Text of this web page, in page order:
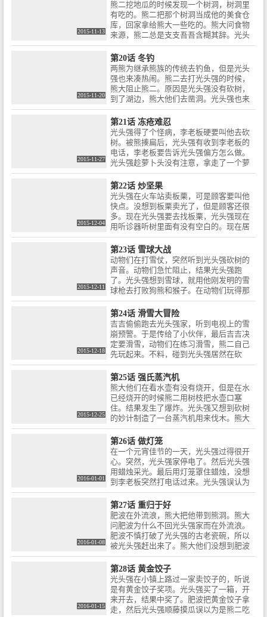
运输许可证。然后领导不同意，最后熊二
把木头扔掉。但是被发现了，可是光头强
在趴着。管理员来了还喊：有熊出没啊！
头送走了，但是地址写错了！！！要叫把
木头拉走。光头强的工资又没了。
2015-11-13
熊二挖地瓜的时候发现一个树洞，树洞里
有吃的。熊二把那个树洞当成他的美食仓
库，回家拿给熊大一些吃的。熊大问食物
来源，熊二总是支支吾吾含糊其辞。光头
强回家后去了趟地窖发现食物减少，光头
强已经知道是熊大他们干的。熊二带着熊
大趁光头强不在的时候，跑到他的美食仓
库。熊大看见树洞离光头强家不远，推测
可能是光头强家的。光头强被熊大发现后
打架，结果地窖塌了。熊大他们最终逃出
2015-11-20
第20话 冬钓
两熊为继承熊族的传统去钓鱼，但是光头
强也来凑热闹。熊二去打光头强的时候，
熊大阻止熊二。原因是光头强没有砍树，
到了湖边，熊大他们去凿洞。光头强也来
凿，但是没有成功。最后还是成功了，熊
大和光头强在等鱼。但是熊大也掉到许
多，光头强钓到的是一些乱七八糟的东
西。光头强现在用那个秘密武器，超级无
敌捕鱼机。光头强刚按下开关，熊大为了
不能让他得逞。只好引开注意把开关关
进了下半身。
2015-11-27
第21话 冻疮难忍
光头强得了个怪病，李老板硬要叫他去砍
树。被熊揍扁后，光头强有收到李老板的
电话，李老板要告诉光头强偏方怎么做。
光头强趁萝卜头没有注意，拿走了一个萝
卜。光头强被萝卜头发现，萝卜头要告诉
熊大他们。熊大他们跑到光头强家去拿萝
卜，可是光头强不让熊大他们拿偏方。光
头强满脸的伤，熊大他们带光头强去了医
院。光头强感谢熊大他们，可是萝卜头要
叫光头强把萝卜还回来。
2015-12-04
第22话 炒坚果
光头强在火车站卖板栗，可是顾客要叫他
快点。没想到板栗卖光了，但是顾客还很
多。现在光头强要去找板栗，光头强现在
用听诊器听树里面有没有空白的。现在居
然找到了，光头强现在把树钻了个洞。然
后板栗一直掉，被松鼠蹦蹦发现。松鼠只
好找熊二帮忙阻止光头强。光头强要去车
站把板栗卖掉。熊二现在去阻止光头强，
但是熊二用了阴招。顾客说板栗居然臭
了。熊二最后把光头强的板栗拿走。光头
了，光头强最后就跑。熊二找回了板栗，
家里还有水果给松鼠。
2015-12-11
第23话 雪球大战
动物们在打雪仗，突然听到光头强砍树的
声音。动物们急忙阻止，结果光头强跑
了。光头强想到雪球，就用他刚发明的雪
球枪去打败狗熊和猴子。在动物们玩得那
么开心的时候，突然，光头强来报仇了。
他用雪球枪把两头熊追得到处跑，于是光
头强的雪球枪出了问题。因为只能连发三
枚子弹，弹药都是地上的雪做成的，结果
还是胖揍了一顿。这时，光头强又来找动
物们报仇。光头强发明的第二代雪球枪可
大想到了点子。熊大把光头强引到湖边，
然后光头强准备开枪的时候熊大居然那么
嚣张。是因为光头强没子弹了，最后已经
掉到冰窟窿。光头强正在挨冻，动物们现
在玩的开心。最后，光头强回到了家。连
续打了三个喷嚏。
2015-12-18
第24话 滑雪大冒险
吉吉偷偷跑去光头强家，听到电视上的雪
崩预警。于是传给了小伙伴，最后吉吉决
定要滑雪，动物们在练习滑雪，熊二自己
先玩起来。不料，碰到光头强居然在砍
树。结果熊二忘刹车了，被撞到一棵树
上。熊二现在去找光头强可是熊二行动不
方便，最后被光头强追的到处跑，无路可
走时，熊大出手相助。把光头强的枪给弄
丢了，熊大他们去追光头强的时候，雪崩
突然来了，光头强被跑到动物们那边。最
心。
2015-12-25
第25话 强氏蒸汽机
熊大他们在看水壶有没有烧开，但是在水
已经烧开的时候熊二用树枝把水壶口塞
住。结果发生了爆炸。光头强又想到砍树
的妙计制造了一台蒸汽机用来伐木。熊大
熊二听到砍树的声音前来阻止光头强伐
木，但是光头强不承认树是他砍的。等两
熊走了，光头强又开始偷偷伐木，两熊听
到伐木声回去发现树就是光头强砍的。双
方来了一场大混战，两熊向光头强的蒸汽
伐木车扔木头，有一块木头正好把光头强
去。光头强还以为燃料不够拼命地加燃
料，最后伐木车爆炸了。
2016-01-01
第26话 做灯笼
在一个元宵佳节的一天，光头强过得很开
心。突然，光头强家停电了。然后光头强
用蜡烛采光。最后用灯笼罩住蜡烛，没想
到李老板突然打电话过来。光头强误认为
是妈打过来的，李老板又是催木头的。不
久，光头强去砍树了。但是光头强要把灯
笼里的蜡烛换成灯泡。不然烧了林子要蹲
监狱，最后光头强又被熊整了。光头强想
到。
2016-01-08
第27话 重归于好
肥波在外流浪，熊大把他带到熊洞。熊大
问肥波为什么不回光头强家而在外流浪。
肥波不慎打破了光头强的古老瓷碗，所以
被光头强赶出来了。熊大他们没想到肥波
那么的好吃懒做，一连两次熊大他们的食
物都被肥波吃光了。熊大他们准备把肥波
送回光头强家，用了对策。结果肥波适得
其反，光头强误以为肥波帮熊欺负他。不
久光头强居然迷路了，肥波出现在光头强
面前把苹果给他吃。回到光头强家后，肥
2016-01-15
第28话 黄金饺子
光头强在小镇上路过一家卖饺子的，听说
是有黄金饺子奖项。光头强买了一箱，开
来开去，结果中奖了。肥波把黄金饺子拿
走，然后光头强顺藤摸瓜误以为是熊二吃